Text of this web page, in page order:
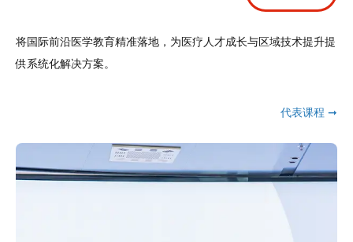
将国际前沿医学教育精准落地，为医疗人才成长与区域技术提升提
供系统化解决方案。
代表课程 ➞